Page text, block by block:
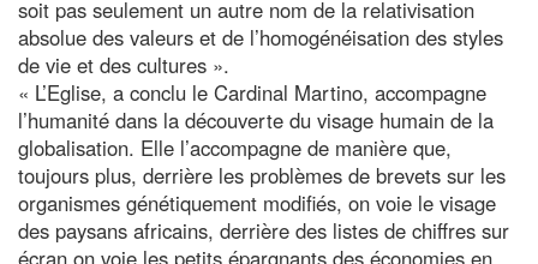
soit pas seulement un autre nom de la relativisation
absolue des valeurs et de l’homogénéisation des styles
de vie et des cultures ».
« L’Eglise, a conclu le Cardinal Martino, accompagne
l’humanité dans la découverte du visage humain de la
globalisation. Elle l’accompagne de manière que,
toujours plus, derrière les problèmes de brevets sur les
organismes génétiquement modifiés, on voie le visage
des paysans africains, derrière des listes de chiffres sur
écran on voie les petits épargnants des économies en